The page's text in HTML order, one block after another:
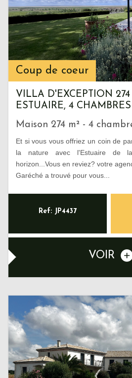
Coup de coeur
VILLA D'EXCEPTION
ESTUAIRE, 4 CHAMBRES
Maison 274 m² - 4
Et si vous vous offriez un coin de
la nature avec l'Estuaire de
horizon...Vous en reviez? votre
Garéché a trouvé pour vous...
Ref: JP4437
VOIR